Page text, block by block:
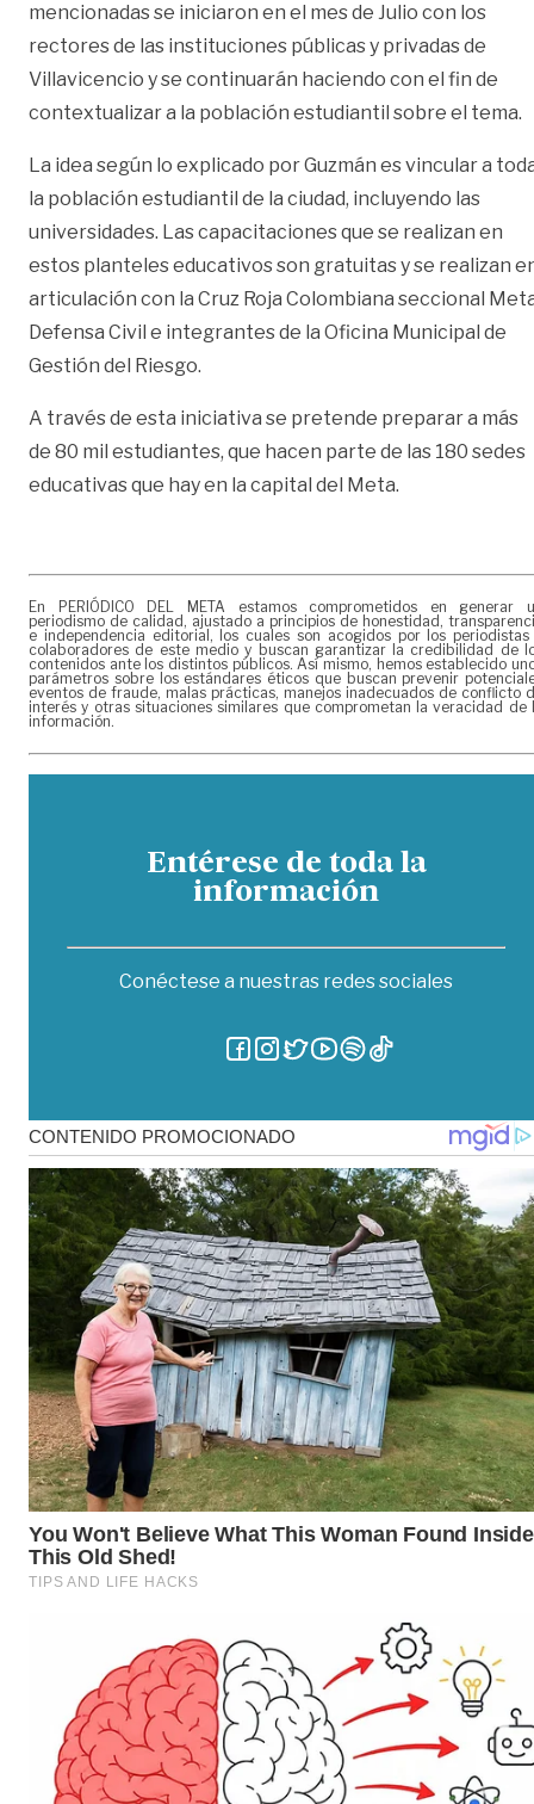
mencionadas se iniciaron en el mes de Julio con los
rectores de las instituciones públicas y privadas de
Villavicencio y se continuarán haciendo con el fin de
contextualizar a la población estudiantil sobre el tema.
La idea según lo explicado por Guzmán es vincular a
la población estudiantil de la ciudad, incluyendo las
universidades. Las capacitaciones que se realizan en
estos planteles educativos son gratuitas y se realizan
articulación con la Cruz Roja Colombiana seccional
Defensa Civil e integrantes de la Oficina Municipal de
Gestión del Riesgo.
A través de esta iniciativa se pretende preparar a más
de 80 mil estudiantes, que hacen parte de las 180 sedes
educativas que hay en la capital del Meta.
En PERIÓDICO DEL META estamos comprometidos en generar
periodismo de calidad, ajustado a principios de honestidad,
e independencia editorial, los cuales son acogidos por los periodistas
colaboradores de este medio y buscan garantizar la credibilidad de
contenidos ante los distintos públicos. Así mismo, hemos establecido
parámetros sobre los estándares éticos que buscan prevenir
eventos de fraude, malas prácticas, manejos inadecuados de conflicto
interés y otras situaciones similares que comprometan la veracidad de
información.
Entérese de toda la
información
Conéctese a nuestras redes sociales